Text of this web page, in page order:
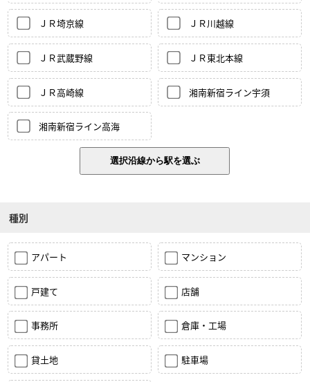
ＪＲ埼京線 ＪＲ川越線
ＪＲ武蔵野線 ＪＲ東北本線
ＪＲ高崎線 湘南新宿ライン宇須
湘南新宿ライン高海
種別
アパート マンション
戸建て 店舗
事務所 倉庫・工場
貸土地 駐車場